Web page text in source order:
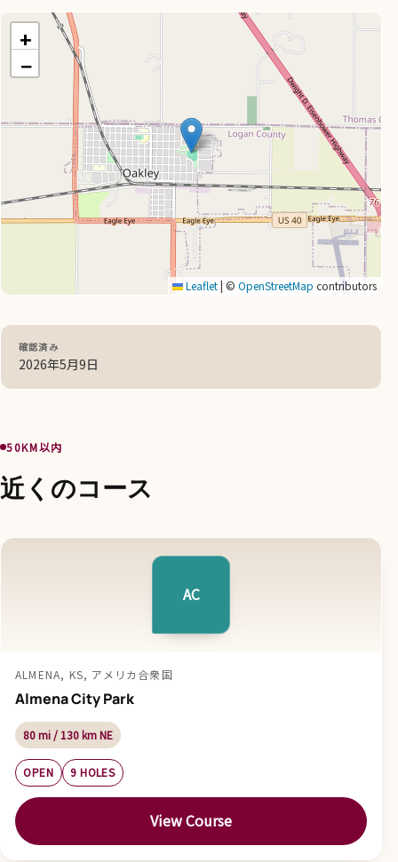
+
−
Leaflet ©OpenStreetMap contributors
確認済み
2026年5月9日
50KM以内
近くのコース
AC
ALMENA, KS, アメリカ合衆国
Almena City Park
80 mi / 130 km NE
OPEN 9 HOLES
View Course